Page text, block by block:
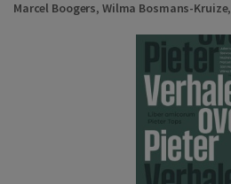
Marcel Boogers, Wilma Bosmans-Kruize,